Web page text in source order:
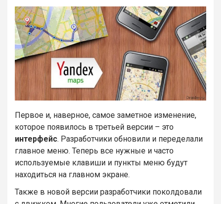
Первое и, наверное, самое заметное изменение,
которое появилось в третьей версии – это
интерфейс. Разработчики обновили и переделали
главное меню. Теперь все нужные и часто
используемые клавиши и пункты меню будут
находиться на главном экране.
Также в новой версии разработчики поколдовали